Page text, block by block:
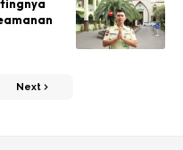
Next